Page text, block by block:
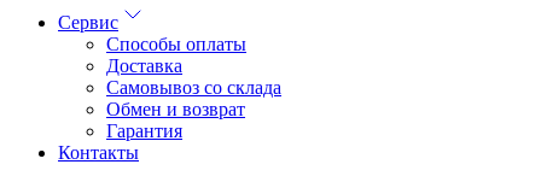
Сервис
Способы оплаты
Доставка
Самовывоз со склада
Обмен и возврат
Гарантия
Контакты